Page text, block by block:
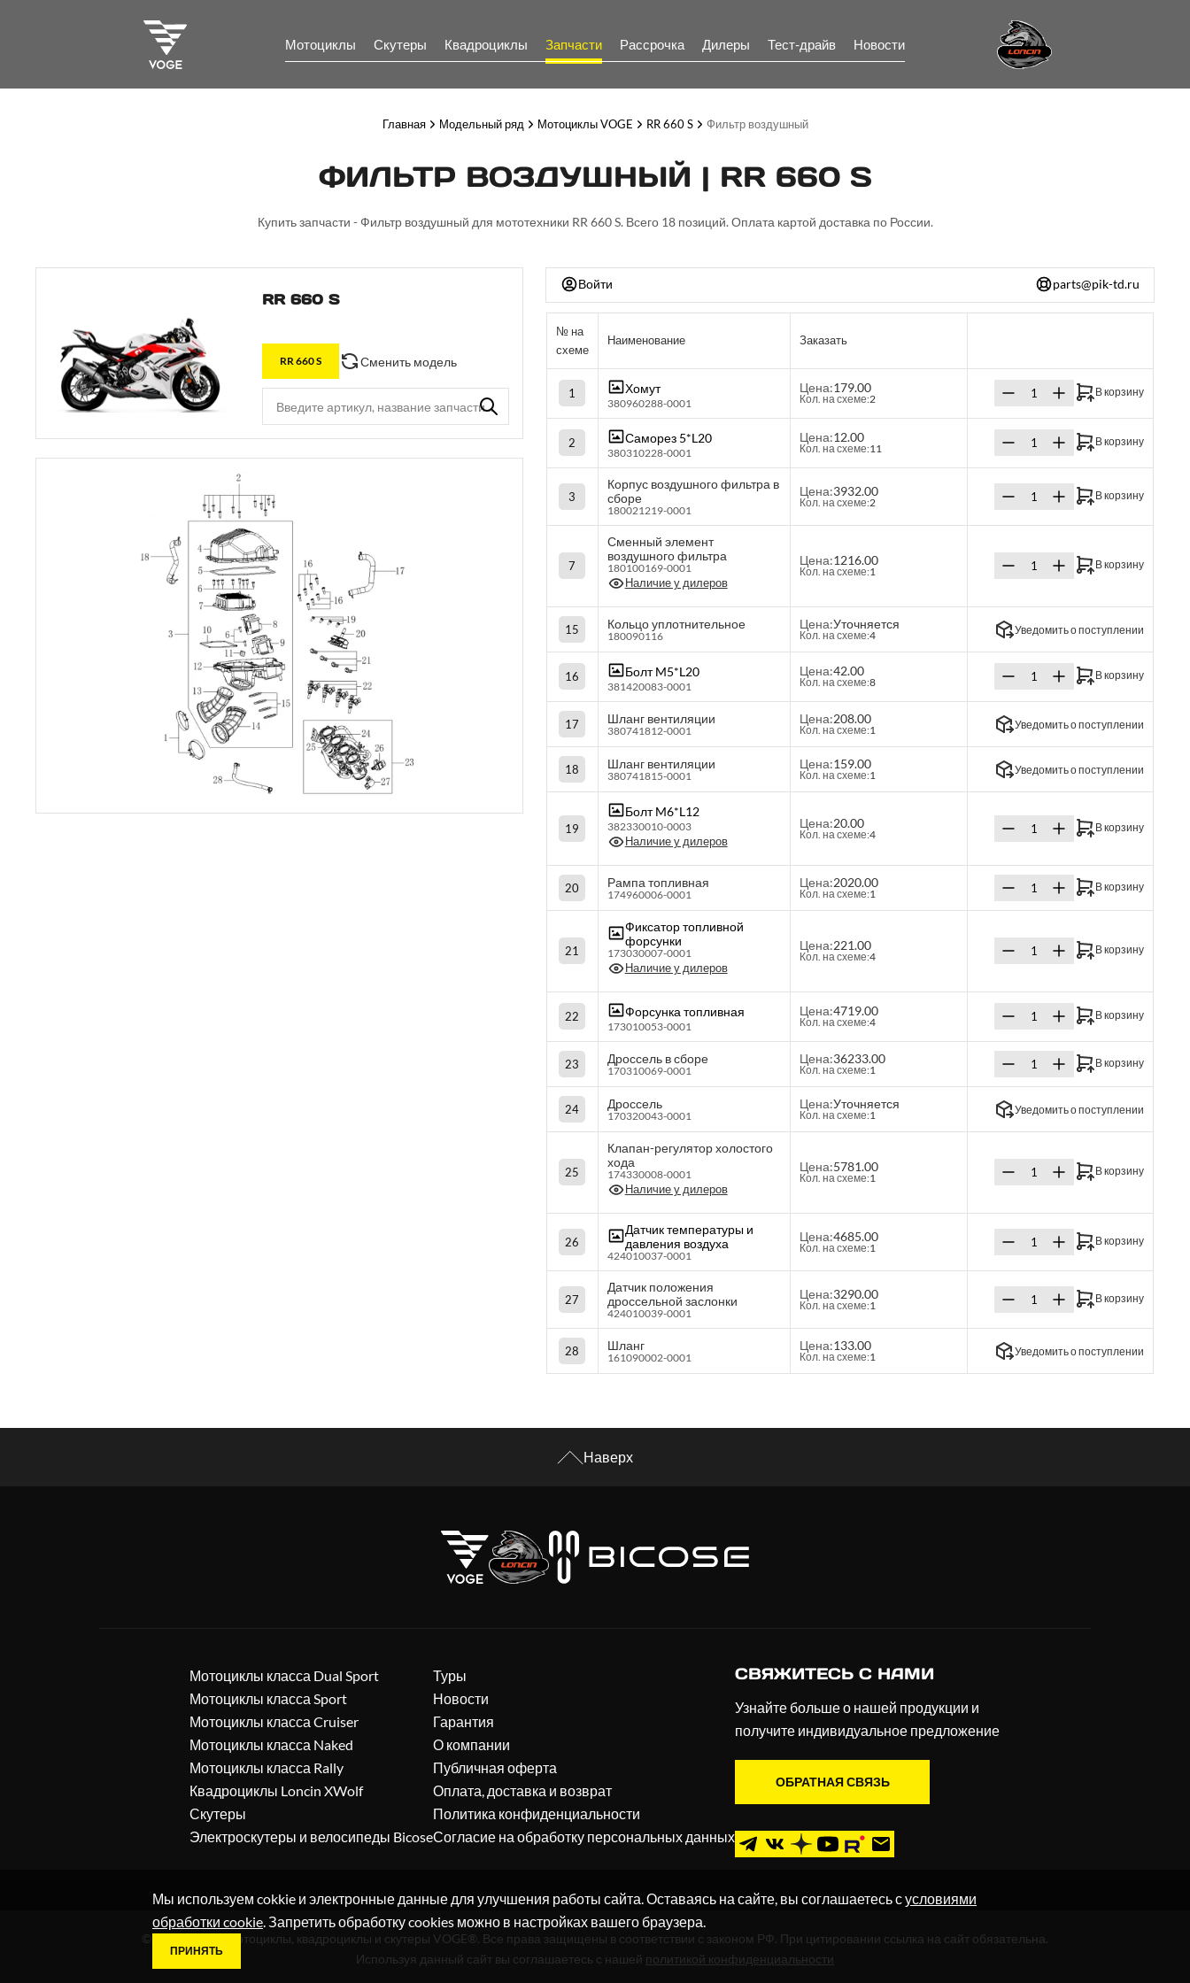
Мотоциклы Скутеры Квадроциклы Запчасти Рассрочка Дилеры Тест-драйв Новости
Главная Модельный ряд Мотоциклы VOGE RR 660 S Фильтр воздушный
ФИЛЬТР ВОЗДУШНЫЙ | RR 660 S
Купить запчасти - Фильтр воздушный для мототехники RR 660 S. Всего 18 позиций. Оплата картой доставка по России.
RR 660 S
RR 660 S Сменить модель
Войти parts@pik-td.ru
№ на
схеме
Наименование Заказать
1 Хомут
380960288-0001
Цена:179.00
Кол. на схеме:2
В корзину
2 Саморез 5*L20
380310228-0001
Цена:12.00
Кол. на схеме:11
В корзину
3
Корпус воздушного фильтра в
сборе
180021219-0001
Цена:3932.00
Кол. на схеме:2
В корзину
7
Сменный элемент
воздушного фильтра
180100169-0001
Наличие у дилеров
Цена:1216.00
Кол. на схеме:1
В корзину
15 Кольцо уплотнительное
180090116
Цена:Уточняется
Кол. на схеме:4 Уведомить о поступлении
16 Болт M5*L20
381420083-0001
Цена:42.00
Кол. на схеме:8
В корзину
17 Шланг вентиляции
380741812-0001
Цена:208.00
Кол. на схеме:1 Уведомить о поступлении
18 Шланг вентиляции
380741815-0001
Цена:159.00
Кол. на схеме:1 Уведомить о поступлении
19
Болт M6*L12
382330010-0003
Наличие у дилеров
Цена:20.00
Кол. на схеме:4
В корзину
20 Рампа топливная
174960006-0001
Цена:2020.00
Кол. на схеме:1
В корзину
21
Фиксатор топливной
форсунки
173030007-0001
Наличие у дилеров
Цена:221.00
Кол. на схеме:4
В корзину
22 Форсунка топливная
173010053-0001
Цена:4719.00
Кол. на схеме:4
В корзину
23 Дроссель в сборе
170310069-0001
Цена:36233.00
Кол. на схеме:1
В корзину
24 Дроссель
170320043-0001
Цена:Уточняется
Кол. на схеме:1 Уведомить о поступлении
25
Клапан-регулятор холостого
хода
174330008-0001
Наличие у дилеров
Цена:5781.00
Кол. на схеме:1
В корзину
26
Датчик температуры и
давления воздуха
424010037-0001
Цена:4685.00
Кол. на схеме:1
В корзину
27
Датчик положения
дроссельной заслонки
424010039-0001
Цена:3290.00
Кол. на схеме:1
В корзину
28 Шланг
161090002-0001
Цена:133.00
Кол. на схеме:1 Уведомить о поступлении
Наверх
Мотоциклы класса Dual Sport
Мотоциклы класса Sport
Мотоциклы класса Cruiser
Мотоциклы класса Naked
Мотоциклы класса Rally
Квадроциклы Loncin XWolf
Скутеры
Электроскутеры и велосипеды Bicose
Туры
Новости
Гарантия
О компании
Публичная оферта
Оплата, доставка и возврат
Политика конфиденциальности
Согласие на обработку персональных данных
СВЯЖИТЕСЬ С НАМИ
Узнайте больше о нашей продукции и
получите индивидуальное предложение
ОБРАТНАЯ СВЯЗЬ
© 2019 - 2026. Мотоциклы, квадроциклы и скутеры VOGE®. Все права защищены в соответствии с законом РФ. При цитировании ссылка на сайт обязательна.
Используя данный сайт вы соглашаетесь с нашей политикой конфиденциальности
Мы используем cokkie и электронные данные для улучшения работы сайта. Оставаясь на сайте, вы соглашаетесь сусловиями
обработки cookie. Запретить обработку cookies можно в настройках вашего браузера.
ПРИНЯТЬ